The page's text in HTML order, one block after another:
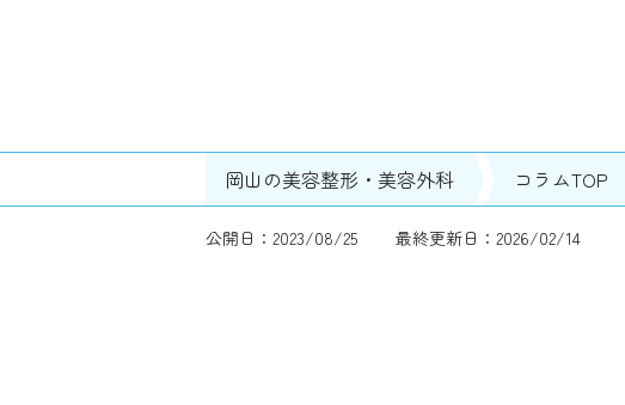
岡山の美容整形・美容外科 コラムTOP
公開日：2023/08/25 最終更新日：2026/02/14